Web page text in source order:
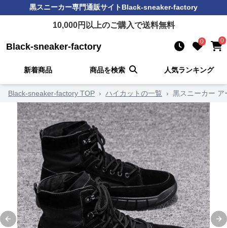
黒スニーカー専門通販サイトBlack-sneaker-factory
10,000円以上のご購入で送料無料
Black-sneaker-factory 0 0
新着商品 商品を検索 人気ランキング
Black-sneaker-factory TOP › ハイカットの一覧 › 黒スニーカー ア
Previous slide